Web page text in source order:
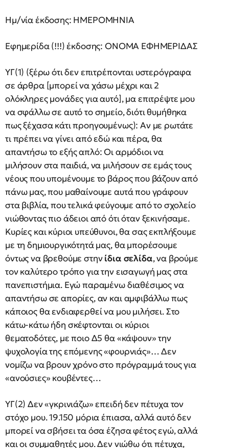
Ημ/νία έκδοσης: ΗΜΕΡΟΜΗΝΙΑ
Εφημερίδα (!!!) έκδοσης: ΟΝΟΜΑ ΕΦΗΜΕΡΙΔΑΣ
ΥΓ(1) (ξέρω ότι δεν επιτρέπονται υστερόγραφα
σε άρθρα [μπορεί να χάσω μέχρι και 2
ολόκληρες μονάδες για αυτό], μα επιτρέψτε μου
να σφάλλω σε αυτό το σημείο, διότι θυμήθηκα
πως ξέχασα κάτι προηγουμένως): Αν με ρωτάτε
τι πρέπει να γίνει από εδώ και πέρα, θα
απαντήσω το εξής απλό: Οι αρμόδιοι να
μιλήσουν στα παιδιά, να μιλήσουν σε εμάς τους
νέους που υπομένουμε το βάρος που βάζουν από
πάνω μας, που μαθαίνουμε αυτά που γράφουν
στα βιβλία, που τελικά φεύγουμε από το σχολείο
νιώθοντας πιο άδειοι από ότι όταν ξεκινήσαμε.
Κυρίες και κύριοι υπεύθυνοι, θα σας εκπλήξουμε
με τη δημιουργικότητά μας, θα μπορέσουμε
όντως να βρεθούμε στηνίδια σελίδα, να βρούμε
τον καλύτερο τρόπο για την εισαγωγή μας στα
πανεπιστήμια. Εγώ παραμένω διαθέσιμος να
απαντήσω σε απορίες, αν και αμφιβάλλω πως
κάποιος θα ενδιαφερθεί να μου μιλήσει. Στο
κάτω-κάτω ήδη σκέφτονται οι κύριοι
θεματοδότες, με ποιο Δ5 θα «κάψουν» την
ψυχολογία της επόμενης «φουρνιάς»… Δεν
νομίζω να βρουν χρόνο στο πρόγραμμά τους για
«ανούσιες» κουβέντες…
ΥΓ(2) Δεν «γκρινιάζω» επειδή δεν πέτυχα τον
στόχο μου. 19.150 μόρια έπιασα, αλλά αυτό δεν
μπορεί να σβήσει τα όσα έζησα φέτος εγώ, αλλά
και οι συμμαθητές μου. Δεν νιώθω ότι πέτυχα,